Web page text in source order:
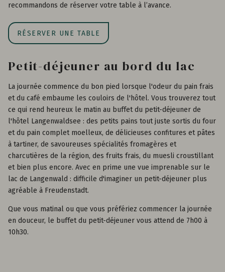
recommandons de réserver votre table à l’avance.
RÉSERVER UNE TABLE
Petit-déjeuner au bord du lac
La journée commence du bon pied lorsque l'odeur du pain frais
et du café embaume les couloirs de l'hôtel. Vous trouverez tout
ce qui rend heureux le matin au buffet du petit-déjeuner de
l'hôtel Langenwaldsee : des petits pains tout juste sortis du four
et du pain complet moelleux, de délicieuses confitures et pâtes
à tartiner, de savoureuses spécialités fromagères et
charcutières de la région, des fruits frais, du muesli croustillant
et bien plus encore. Avec en prime une vue imprenable sur le
lac de Langenwald : difficile d'imaginer un petit-déjeuner plus
agréable à Freudenstadt.
Que vous matinal ou que vous préfériez commencer la journée
en douceur, le buffet du petit-déjeuner vous attend de 7h00 à
10h30.